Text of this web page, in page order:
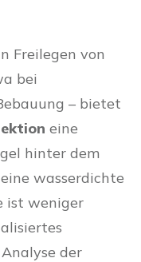
Freilegen von
bei
– bietet
eine
hinter dem
wasserdichte
ist weniger
der